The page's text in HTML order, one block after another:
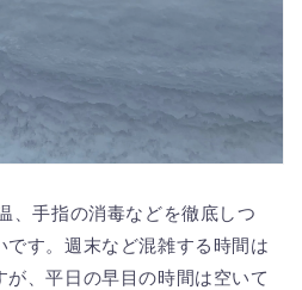
、手指の消毒などを徹底しつ
す。週末など混雑する時間は
、平日の早目の時間は空いて